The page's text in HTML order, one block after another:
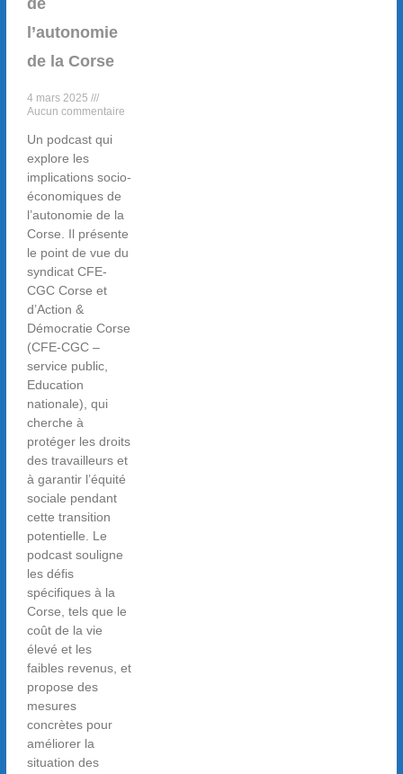
de
l’autonomie
de la Corse
4 mars 2025
Aucun commentaire
Un podcast qui
explore les
implications socio-
économiques de
l’autonomie de la
Corse. Il présente
le point de vue du
syndicat CFE-
CGC Corse et
d’Action &
Démocratie Corse
(CFE-CGC –
service public,
Education
nationale), qui
cherche à
protéger les droits
des travailleurs et
à garantir l’équité
sociale pendant
cette transition
potentielle. Le
podcast souligne
les défis
spécifiques à la
Corse, tels que le
coût de la vie
élevé et les
faibles revenus, et
propose des
mesures
concrètes pour
améliorer la
situation des